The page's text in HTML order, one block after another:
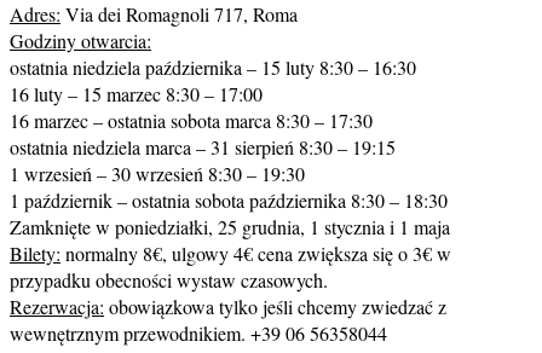
Adres: Via dei Romagnoli 717, Roma
Godziny otwarcia:
ostatnia niedziela października – 15 luty 8:30 – 16:30
16 luty – 15 marzec 8:30 – 17:00
16 marzec – ostatnia sobota marca 8:30 – 17:30
ostatnia niedziela marca – 31 sierpień 8:30 – 19:15
1 wrzesień – 30 wrzesień 8:30 – 19:30
1 październik – ostatnia sobota października 8:30 – 18:30
Zamknięte w poniedziałki, 25 grudnia, 1 stycznia i 1 maja
Bilety: normalny 8€, ulgowy 4€ cena zwiększa się o 3€ w
przypadku obecności wystaw czasowych.
Rezerwacja: obowiązkowa tylko jeśli chcemy zwiedzać z
wewnętrznym przewodnikiem. +39 06 56358044